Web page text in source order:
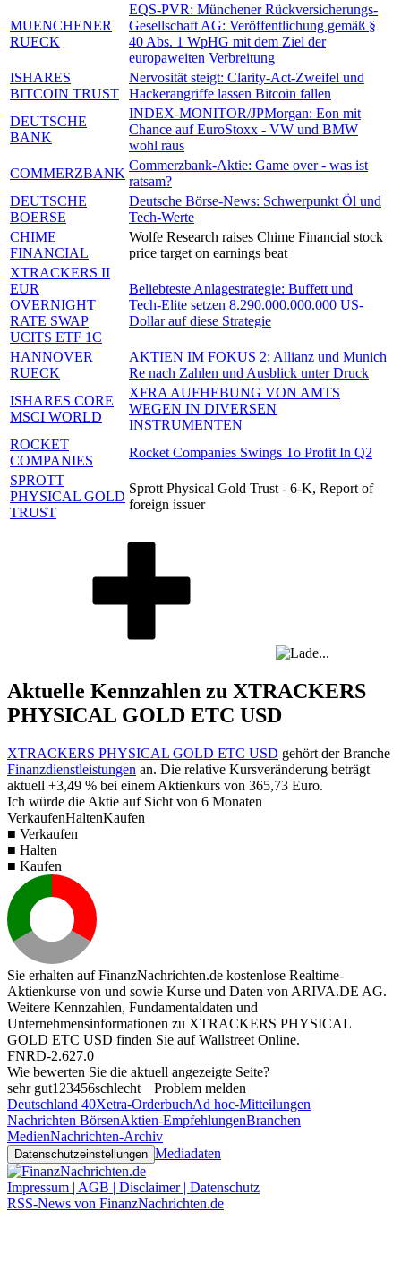
MUENCHENER
RUECK
EQS-PVR: Münchener Rückversicherungs-
Gesellschaft AG: Veröffentlichung gemäß §
40 Abs. 1 WpHG mit dem Ziel der
europaweiten Verbreitung
ISHARES
BITCOIN TRUST
Nervosität steigt: Clarity-Act-Zweifel und
Hackerangriffe lassen Bitcoin fallen
DEUTSCHE
BANK
INDEX-MONITOR/JPMorgan: Eon mit
Chance auf EuroStoxx - VW und BMW
wohl raus
COMMERZBANK
Commerzbank-Aktie: Game over - was ist
ratsam?
DEUTSCHE
BOERSE
Deutsche Börse-News: Schwerpunkt Öl und
Tech-Werte
CHIME
FINANCIAL
Wolfe Research raises Chime Financial stock
price target on earnings beat
XTRACKERS II
EUR
OVERNIGHT
RATE SWAP
UCITS ETF 1C
Beliebteste Anlagestrategie: Buffett und
Tech-Elite setzen 8.290.000.000.000 US-
Dollar auf diese Strategie
HANNOVER
RUECK
AKTIEN IM FOKUS 2: Allianz und Munich
Re nach Zahlen und Ausblick unter Druck
ISHARES CORE
MSCI WORLD
XFRA AUFHEBUNG VON AMTS
WEGEN IN DIVERSEN
INSTRUMENTEN
ROCKET
COMPANIES
Rocket Companies Swings To Profit In Q2
SPROTT
PHYSICAL GOLD
TRUST
Sprott Physical Gold Trust - 6-K, Report of
foreign issuer
Aktuelle Kennzahlen zu XTRACKERS
PHYSICAL GOLD ETC USD
XTRACKERS PHYSICAL GOLD ETC USD gehört der Branche
Finanzdienstleistungen an. Die relative Kursveränderung beträgt
aktuell +3,49 % bei einem Aktienkurs von 365,73 Euro.
Ich würde die Aktie auf Sicht von 6 Monaten
VerkaufenHaltenKaufen
■ Verkaufen
■ Halten
■ Kaufen
Sie erhalten auf FinanzNachrichten.de kostenlose Realtime-
Aktienkurse von und sowie Kurse und Daten von ARIVA.DE AG.
Weitere Kennzahlen, Fundamentaldaten und
Unternehmensinformationen zu XTRACKERS PHYSICAL
GOLD ETC USD finden Sie aufWallstreet Online.
FNRD-2.627.0
Wie bewerten Sie die aktuell angezeigte Seite?
sehr gut1 23456schlecht
Problem melden
Deutschland 40Xetra-OrderbuchAd hoc-Mitteilungen
Nachrichten BörsenAktien-EmpfehlungenBranchen
MedienNachrichten-Archiv
Datenschutzeinstellungen Mediadaten
Impressum | AGB | Disclaimer | Datenschutz
RSS-News von FinanzNachrichten.de